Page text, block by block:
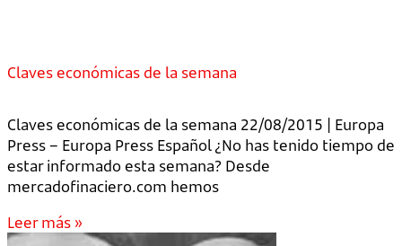
Claves económicas de la semana
Claves económicas de la semana 22/08/2015 | Europa
Press – Europa Press Español ¿No has tenido tiempo de
estar informado esta semana? Desde
mercadofinaciero.com hemos
Leer más »